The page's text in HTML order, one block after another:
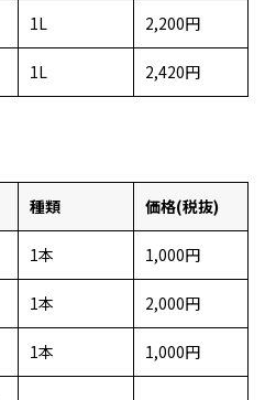
1L 2,200円
1L 2,420円
種類 価格(税抜)
1本 1,000円
1本 2,000円
1本 1,000円